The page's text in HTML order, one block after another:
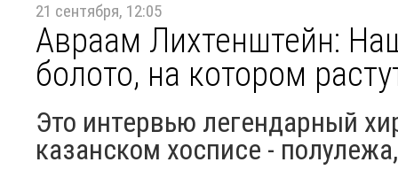
21 сентября, 12:05
Авраам Лихтенштейн:
болото, на котором
Это интервью легендарный
казанском хосписе -